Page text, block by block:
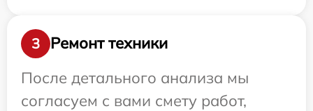
3
Ремонт техники
После детального анализа мы
согласуем с вами смету работ,